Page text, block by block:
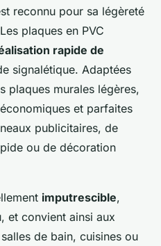
reconnu pour sa légèreté
plaques en PVC
rapide de
signalétique. Adaptées
plaques murales légères,
et parfaites
publicitaires, de
ou de décoration
imputrescible,
et convient ainsi aux
de bain, cuisines ou